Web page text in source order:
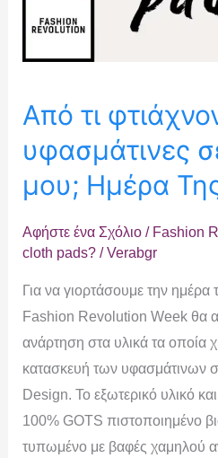
Από τι
υφασμάτινες
μου; Ημέρα
Αφήστε ένα Σχόλιο / Fashion
cloth pads?/Verabgr
Για να γιορτάσουμε την ημέρα
Fashion Revolution Week θα
ανάρτηση στα υλικά τα οποία
κατασκευή των υφασμάτινων
Design. Το εξωτερικό υλικό
100% GOTS πιστοποιημένο
τυπωμένο με βαφές χαμηλού